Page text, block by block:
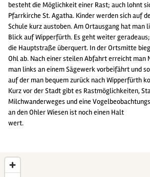
besteht die Möglichkeit einer Rast; auch lohnt
Pfarrkirche St. Agatha. Kinder werden sich auf
Schule kurz austoben. Am Ortausgang hat man
Blick auf Wipperfürth. Es geht weiter
die Hauptstraße überquert. In der Ortsmitte
Ohl ab. Nach einer steilen Abfahrt erreicht man
man links an einem Sägewerk vorbeifährt und
auf der man bequem zurück nach Wipperfürth
Kurz vor der Stadt gibt es Rastmöglichkeiten,
Milchwanderweges und eine
an den Ohler Wiesen ist noch einen Halt
wert.